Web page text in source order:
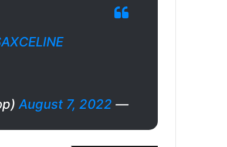
— Arakpop (@_arakpop)
August 7, 2022